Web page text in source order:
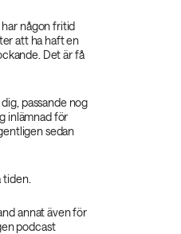
någon fritid
att ha haft en
Det är få
passande nog
inlämnad för
sedan
tiden.
annat även för
podcast